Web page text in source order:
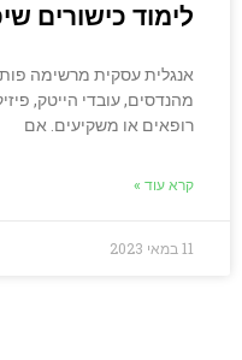
לימוד כישורים
אנגלית עסקית מרשימה
מהנדסים, עובדי הייטק,
רופאים או משקיעים. אם
קרא עוד »
11 במאי 2023